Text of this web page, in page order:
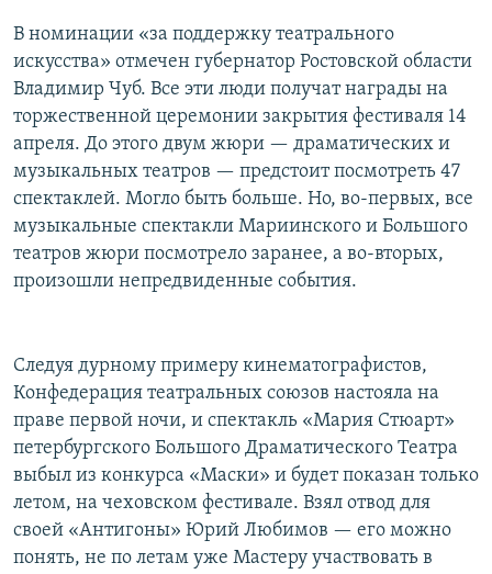
В номинации «за поддержку театрального
искусства» отмечен губернатор Ростовской области
Владимир Чуб. Все эти люди получат награды на
торжественной церемонии закрытия фестиваля 14
апреля. До этого двум жюри — драматических и
музыкальных театров — предстоит посмотреть 47
спектаклей. Могло быть больше. Но, во-первых, все
музыкальные спектакли Мариинского и Большого
театров жюри посмотрело заранее, а во-вторых,
произошли непредвиденные события.
Следуя дурному примеру кинематографистов,
Конфедерация театральных союзов настояла на
праве первой ночи, и спектакль «Мария Стюарт»
петербургского Большого Драматического Театра
выбыл из конкурса «Маски» и будет показан только
летом, на чеховском фестивале. Взял отвод для
своей «Антигоны» Юрий Любимов — его можно
понять, не по летам уже Мастеру участвовать в